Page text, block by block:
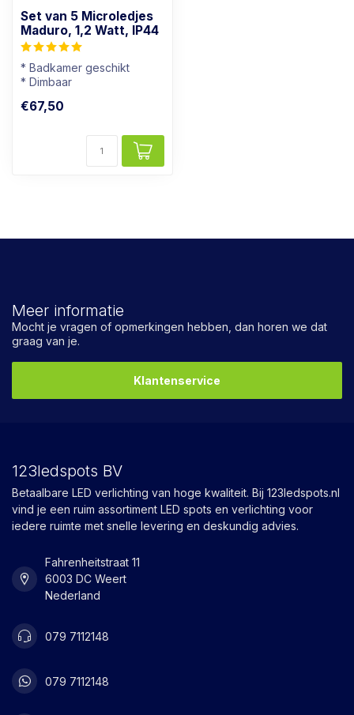
Set van 5 Microledjes
Maduro, 1,2 Watt, IP44
* Badkamer geschikt
* Dimbaar
* Klein spotje!
€67,50
Meer informatie
Mocht je vragen of opmerkingen hebben, dan horen we dat
graag van je.
Klantenservice
123ledspots BV
Betaalbare LED verlichting van hoge kwaliteit. Bij 123ledspots.nl
vind je een ruim assortiment LED spots en verlichting voor
iedere ruimte met snelle levering en deskundig advies.
Fahrenheitstraat 11
6003 DC Weert
Nederland
079 7112148
079 7112148